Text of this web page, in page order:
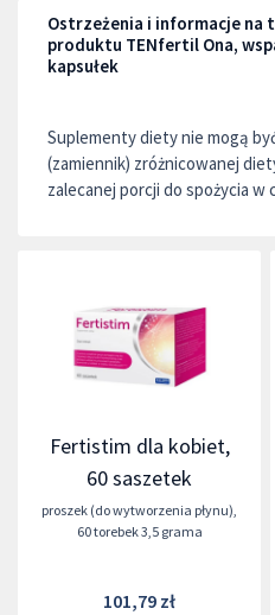
Ostrzeżenia i informacje na
produktu TENfertil Ona,
kapsułek
Suplementy diety nie mogą
(zamiennik) zróżnicowanej
zalecanej porcji do spożycia w
Fertistim dla kobiet,
60 saszetek
proszek (do wytworzenia płynu),
60 torebek 3,5 grama
101,79 zł